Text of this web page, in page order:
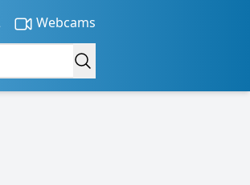
Webcams